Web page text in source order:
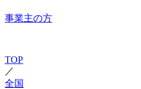
事業主の方
TOP
／
全国